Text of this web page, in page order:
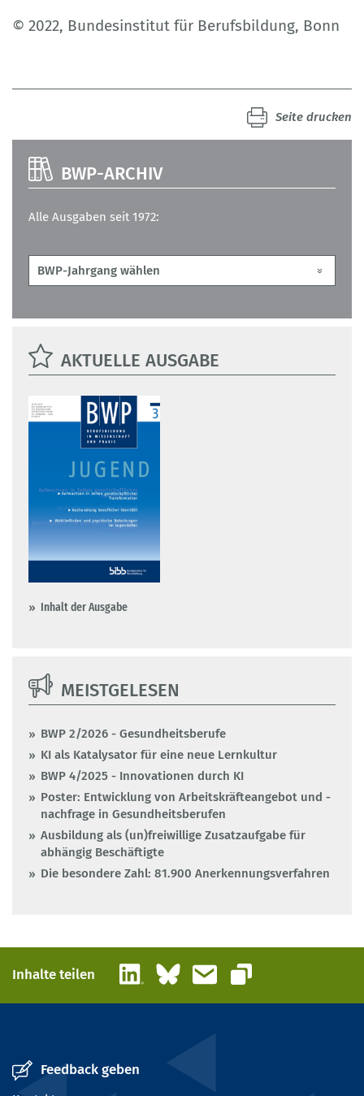
© 2022, Bundesinstitut für Berufsbildung, Bonn
Seite drucken
BWP-ARCHIV
Alle Ausgaben seit 1972:
AKTUELLE AUSGABE
Inhalt der Ausgabe
MEISTGELESEN
BWP 2/2026 - Gesundheitsberufe
KI als Katalysator für eine neue Lernkultur
BWP 4/2025 - Innovationen durch KI
Poster: Entwicklung von Arbeitskräfteangebot und -
nachfrage in Gesundheitsberufen
Ausbildung als (un)freiwillige Zusatzaufgabe für
abhängig Beschäftigte
Die besondere Zahl: 81.900 Anerkennungsverfahren
Inhalte teilen LinkedInBlueskyE-Mail
Link kopieren
Feedback geben